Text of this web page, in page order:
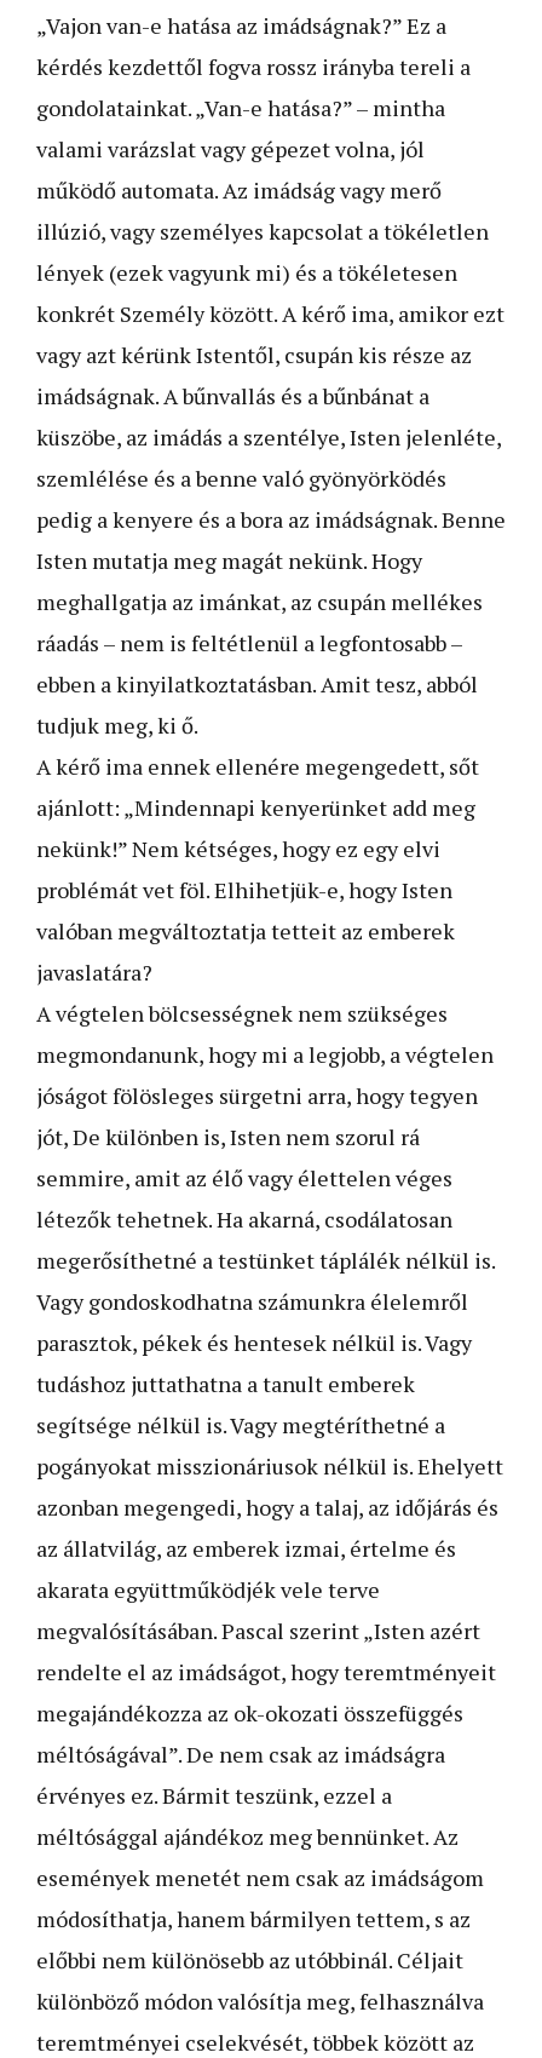
„Vajon van-e hatása az imádságnak?” Ez a
kérdés kezdettől fogva rossz irányba tereli a
gondolatainkat. „Van-e hatása?” – mintha
valami varázslat vagy gépezet volna, jól
működő automata. Az imádság vagy merő
illúzió, vagy személyes kapcsolat a tökéletlen
lények (ezek vagyunk mi) és a tökéletesen
konkrét Személy között. A kérő ima, amikor ezt
vagy azt kérünk Istentől, csupán kis része az
imádságnak. A bűnvallás és a bűnbánat a
küszöbe, az imádás a szentélye, Isten jelenléte,
szemlélése és a benne való gyönyörködés
pedig a kenyere és a bora az imádságnak. Benne
Isten mutatja meg magát nekünk. Hogy
meghallgatja az imánkat, az csupán mellékes
ráadás – nem is feltétlenül a legfontosabb –
ebben a kinyilatkoztatásban. Amit tesz, abból
tudjuk meg, ki ő.
A kérő ima ennek ellenére megengedett, sőt
ajánlott: „Mindennapi kenyerünket add meg
nekünk!” Nem kétséges, hogy ez egy elvi
problémát vet föl. Elhihetjük-e, hogy Isten
valóban megváltoztatja tetteit az emberek
javaslatára?
A végtelen bölcsességnek nem szükséges
megmondanunk, hogy mi a legjobb, a végtelen
jóságot fölösleges sürgetni arra, hogy tegyen
jót, De különben is, Isten nem szorul rá
semmire, amit az élő vagy élettelen véges
létezők tehetnek. Ha akarná, csodálatosan
megerősíthetné a testünket táplálék nélkül is.
Vagy gondoskodhatna számunkra élelemről
parasztok, pékek és hentesek nélkül is. Vagy
tudáshoz juttathatna a tanult emberek
segítsége nélkül is. Vagy megtéríthetné a
pogányokat misszionáriusok nélkül is. Ehelyett
azonban megengedi, hogy a talaj, az időjárás és
az állatvilág, az emberek izmai, értelme és
akarata együttműködjék vele terve
megvalósításában. Pascal szerint „Isten azért
rendelte el az imádságot, hogy teremtményeit
megajándékozza az ok-okozati összefüggés
méltóságával”. De nem csak az imádságra
érvényes ez. Bármit teszünk, ezzel a
méltósággal ajándékoz meg bennünket. Az
események menetét nem csak az imádságom
módosíthatja, hanem bármilyen tettem, s az
előbbi nem különösebb az utóbbinál. Céljait
különböző módon valósítja meg, felhasználva
teremtményei cselekvését, többek között az